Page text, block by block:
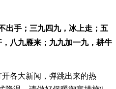
出手；三九四九，冰上走；五
八九雁来；九九加一九，耕牛
各大新闻，弹跳出来的热